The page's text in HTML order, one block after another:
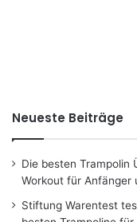
Neueste Beiträge
Die besten Trampolin
Workout für Anfänger
Stiftung Warentest